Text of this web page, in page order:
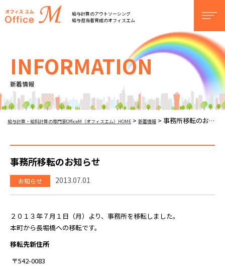
オフィスM
給与計算のアウトソーシング
給与担当者育成のオフィスエム
INFORMATION
新着情報
給与計算・給料計算の専門家OfficeM（オフィスエム）HOME > 新着情報 > 事務所移転のお知らせ
事務所移転のお知らせ
お知らせ 2013.07.01
２０１３年７月１日（月）より、事務所を移転しました。
本町から長堀橋への移転です。
移転先新住所
〒542-0083